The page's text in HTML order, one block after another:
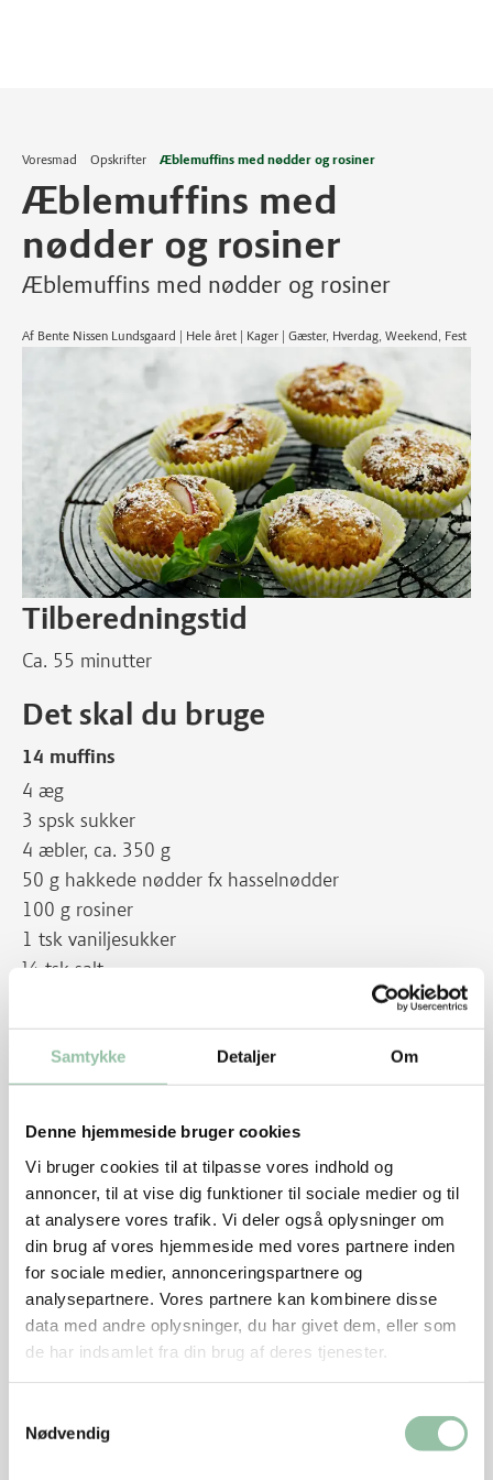
Samtykke Detaljer Om
Denne hjemmeside bruger cookies
Vi bruger cookies til at tilpasse vores indhold og
annoncer, til at vise dig funktioner til sociale medier og til
at analysere vores trafik. Vi deler også oplysninger om
din brug af vores hjemmeside med vores partnere inden
for sociale medier, annonceringspartnere og
analysepartnere. Vores partnere kan kombinere disse
data med andre oplysninger, du har givet dem, eller som
de har indsamlet fra din brug af deres tjenester.
Nødvendig
Voresmad Opskrifter Æblemuffins med nødder og rosiner
Æblemuffins med
nødder og rosiner
Æblemuffins med nødder og rosiner
Af Bente Nissen Lundsgaard | Hele året | Kager | Gæster, Hverdag, Weekend, Fest
Tilberedningstid
Ca. 55 minutter
Det skal du bruge
14 muffins
4 æg
3 spsk sukker
4 æbler, ca. 350 g
50 g hakkede nødder fx hasselnødder
100 g rosiner
1 tsk vaniljesukker
¼ tsk salt
100 g grahamsmel
1 tsk bagepulver
125 g hvedemel
Sådan gør du
Tænd ovnen på 180 grader.
Pisk æggene med sukkeret til det er skummende. Rør
revne æbler, hakkede nødder, rosiner, minimælk,
vaniljesukker, salt og grahamsmel i. Vend
bagepulveret i hvedemelet og rør det i. Rør halvdelen
Smør 14 muffinforme med resten af olien. Fordel
dejen heri. Bag dem ved 180 grader på midterste